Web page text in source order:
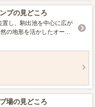
ることができます。 是
し、日本の歴史や自然の
www.city.kanzaki.saga.jp/
、川
プの見どころ
し、駒出池を中心に広が
の地形を活かしたオート
八千穂レイク管理釣り
中でキャンプが楽しめま
品も充実し、清潔なサニ
子供連れでも安心して利
4月場の見どころ